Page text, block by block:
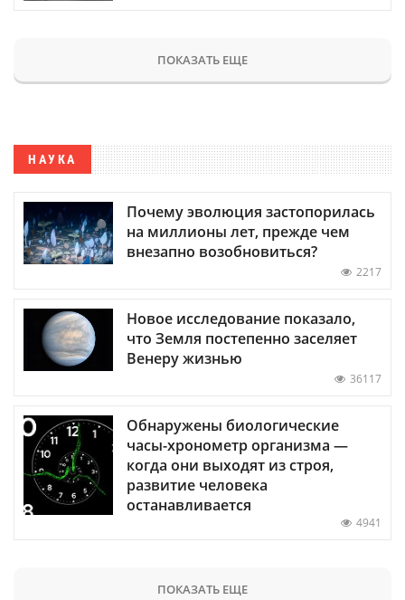
ПОКАЗАТЬ ЕЩЕ
НАУКА
Почему эволюция застопорилась
на миллионы лет, прежде чем
внезапно возобновиться?
2217
Новое исследование показало,
что Земля постепенно заселяет
Венеру жизнью
36117
Обнаружены биологические
часы-хронометр организма —
когда они выходят из строя,
развитие человека
останавливается
4941
ПОКАЗАТЬ ЕЩЕ